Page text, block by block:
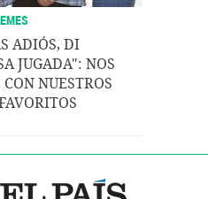
ADIÓS, DI
JUGADA": NOS
NUESTROS